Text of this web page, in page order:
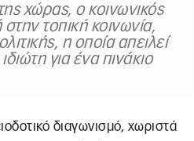
χώρας, ο κοινωνικός
τοπική κοινωνία,
η οποία απειλεί
για ένα πινάκιο
διαγωνισμό, χωριστά